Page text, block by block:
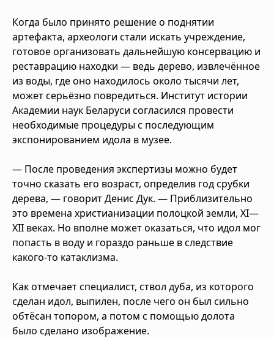
Когда было принято решение о поднятии
артефакта, археологи стали искать учреждение,
готовое организовать дальнейшую консервацию и
реставрацию находки — ведь дерево, извлечённое
из воды, где оно находилось около тысячи лет,
может серьёзно повредиться. Институт истории
Академии наук Беларуси согласился провести
необходимые процедуры с последующим
экспонированием идола в музее.
— После проведения экспертизы можно будет
точно сказать его возраст, определив год срубки
дерева, — говорит Денис Дук. — Приблизительно
это времена христианизации полоцкой земли, XI—
XII веках. Но вполне может оказаться, что идол мог
попасть в воду и гораздо раньше в следствие
какого-то катаклизма.
Как отмечает специалист, ствол дуба, из которого
сделан идол, выпилен, после чего он был сильно
обтёсан топором, а потом с помощью долота
было сделано изображение.